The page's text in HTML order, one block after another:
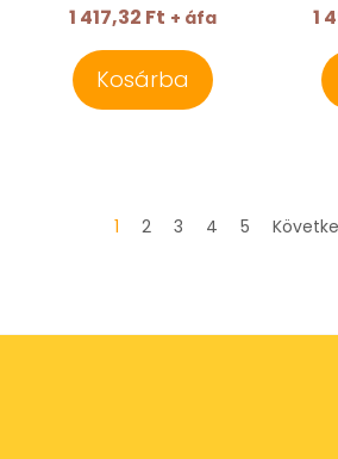
1 417,32 Ft + áfa
Kosárba
1
1 2 3 4 5